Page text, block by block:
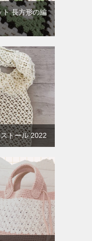
ト 長方形の編
トール 2022